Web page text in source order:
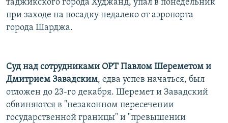
таджикского города Худжанд, упал в понедельник
при заходе на посадку недалеко от аэропорта
города Шарджа.
Суд над сотрудниками ОРТ Павлом Шереметом и
Дмитрием Завадским, едва успев начаться, был
отложен до 23-го декабря. Шеремет и Завадский
обвиняются в "незаконном пересечении
государственной границы" и "превышении